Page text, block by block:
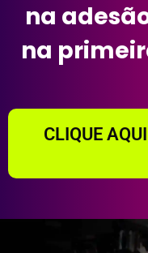
na
na
CLIQUE